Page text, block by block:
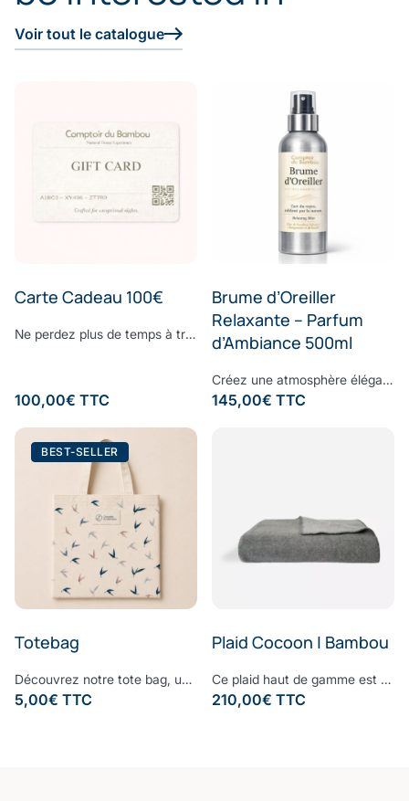
Voir tout le catalogue
Carte Cadeau 100€
Ne perdez plus de temps à trouver le cadeau parfait. Surprenez vos proches avec le cadeau dont ils ont toujours rêvé : offrez-leur la E-Carte Cadeau Comptoir du Bambou pour leur permettre de réaliser toutes leurs envies. Choisissez le montant à créditer sur la carte cadeau, ajoutez un message personnalisé et laissez la magie Comptoir du Bambou opérer.
100,00€ TTC
Brume d’Oreiller
Relaxante – Parfum
d’Ambiance 500ml
Créez une atmosphère élégante et apaisante, à chaque instant.Vaporisez cette brume d’ambiance dans votre intérieur pour diffuser une signature olfactive raffinée, subtile et enveloppante. Sa composition associe une eau de bambou délicate à des notes fraîches d’écorces de bergamote et de feuilles de basilic, légèrement froissées. Une fragrance contemporaine où la douceur végétale rencontre la vivacité des agrumes, pour un équilibre parfaitement maîtrisé. À la fois fraîche, naturelle et sophistiquée, cette senteur transforme vos espaces en véritables lieux de bien-être, inspirés des plus beaux établissements. Formulée sans ingrédients synthétiques controversés, elle respecte votre environnement tout en sublimant votre intérieur. Sillage : bergamote - bambou - basilic - musc
145,00€ TTC
BEST-SELLER
Totebag
Découvrez notre tote bag, une fusion élégante entre le style moderne et le design naturel des feuilles de bambou. Parfait pour toutes les occasions, ce sac incarne l'élégance et la durabilité, ajoutant une touche de style à votre quotidien avec son allure raffinée et naturelle.
5,00€ TTC
Plaid Cocoon | Bambou
Ce plaid haut de gamme est fabriqué à partir d'un mélange entre la fibre de bambou, douce et respirante avec une fibre de polyester, peu froissable et qui conserve la chaleur. Le résultat de cette alliance de matières nobles est un plaid haut de gamme qui vous accompagnera lors des soirées d'hiver et embellira votre intérieur avec son design raffiné et intemporel. Notre plaid a une certaine épaisseur tout en restant très léger avec une texture lisse. Confectionné à partir d’une des fibres les plus nobles et écologiques du monde, la Fibre B., ce plaid est ultra-doux, absorbant et sèche rapidement. Notre linge de bain participe avec style à votre bien-être et à la protection de la planète. Nos Collections de linge de bain sont fabriquées dans les meilleurs ateliers d’Europe.
210,00€ TTC